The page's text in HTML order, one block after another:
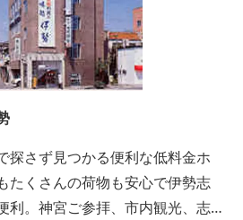
探さず見つかる便利な低料金ホ
たくさんの荷物も安心で伊勢志
利。神宮ご参拝、市内観光、志